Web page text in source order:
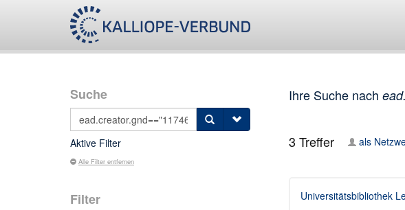
Suche
Aktive Filter
Alle Filter entfernen
Filter
Ihre Suche nach
3 Treffer als
Universitätsbibliothek